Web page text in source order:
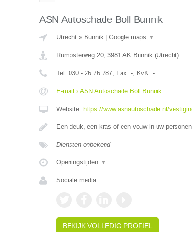
ASN Autoschade Boll Bunnik
Utrecht» Bunnik| Google maps ▼
Rumpsterweg 20, 3981 AK Bunnik(Utrecht)
Tel: 030 - 26 76 787, Fax: -, KvK: -
E-mail › ASN Autoschade Boll Bunnik
Website: https://www.asnautoschade.nl/
Een deuk, een kras of een vouw in uw
Diensten onbekend
Openingstijden ▼
Sociale media:
BEKIJK VOLLEDIG PROFIEL